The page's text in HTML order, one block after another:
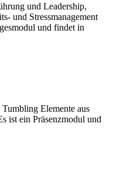
und Leadership,
und Stressmanagement
und findet in
Elemente aus
ist ein Präsenzmodul und